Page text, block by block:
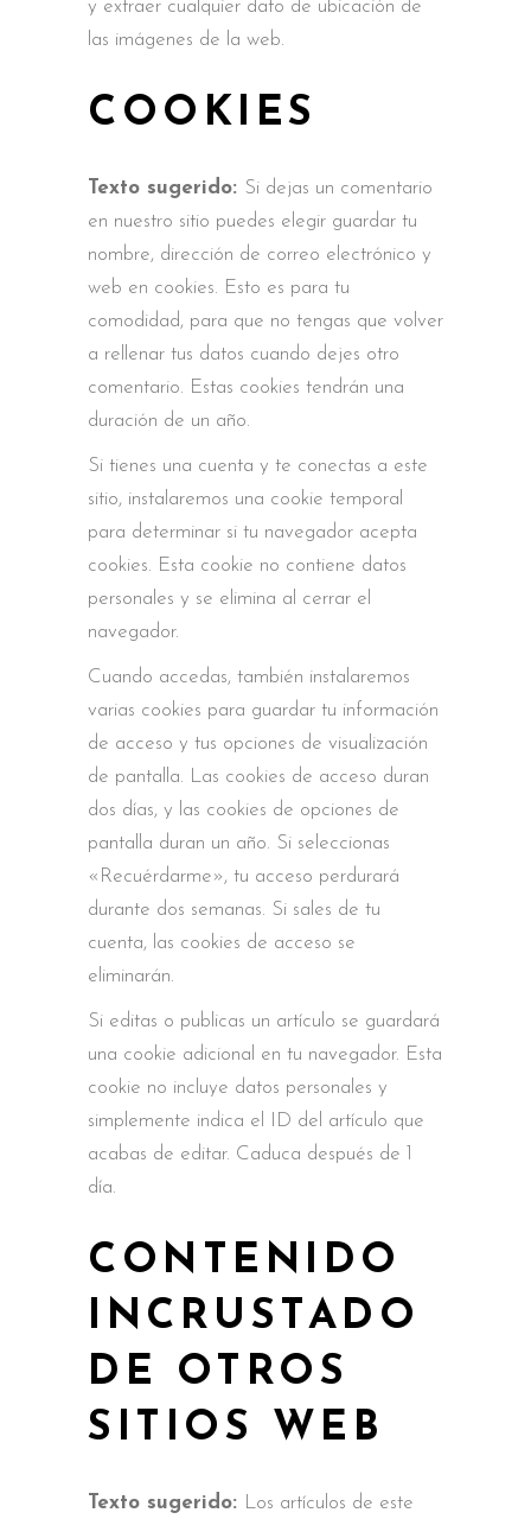
y extraer cualquier dato de ubicación de
las imágenes de la web.
COOKIES
Texto sugerido: Si dejas un comentario
en nuestro sitio puedes elegir guardar tu
nombre, dirección de correo electrónico y
web en cookies. Esto es para tu
comodidad, para que no tengas que volver
a rellenar tus datos cuando dejes otro
comentario. Estas cookies tendrán una
duración de un año.
Si tienes una cuenta y te conectas a este
sitio, instalaremos una cookie temporal
para determinar si tu navegador acepta
cookies. Esta cookie no contiene datos
personales y se elimina al cerrar el
navegador.
Cuando accedas, también instalaremos
varias cookies para guardar tu información
de acceso y tus opciones de visualización
de pantalla. Las cookies de acceso duran
dos días, y las cookies de opciones de
pantalla duran un año. Si seleccionas
«Recuérdarme», tu acceso perdurará
durante dos semanas. Si sales de tu
cuenta, las cookies de acceso se
eliminarán.
Si editas o publicas un artículo se guardará
una cookie adicional en tu navegador. Esta
cookie no incluye datos personales y
simplemente indica el ID del artículo que
acabas de editar. Caduca después de 1
día.
CONTENIDO
INCRUSTADO
DE OTROS
SITIOS WEB
Texto sugerido: Los artículos de este